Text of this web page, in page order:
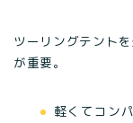
ツーリングテント
が重要。
軽くてコン